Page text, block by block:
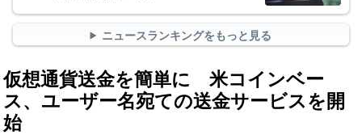
ニュースランキングをもっと見る
仮想通貨送金を簡単に 米コインベー
ス、ユーザー名宛ての送金サービスを開
始